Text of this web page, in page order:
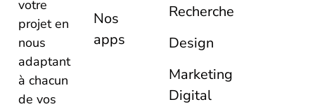
votre
projet en
nous
adaptant
à chacun
de vos
Nos
apps
Recherche
Design
Marketing
Digital